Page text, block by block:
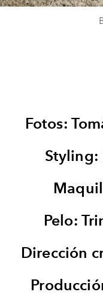
Fotos:
Styling:
Pelo:
Dirección